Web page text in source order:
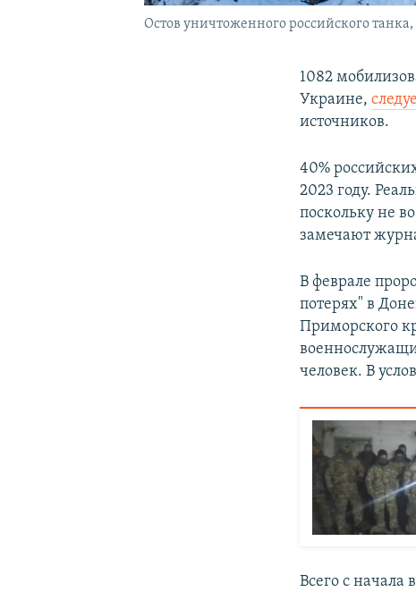
Остов уничтоженного российского
1082
Украине,
источников.
40%
2023 году.
поскольку не
замечают
В феврале
потерях" в
Приморского
человек. В
Всего с